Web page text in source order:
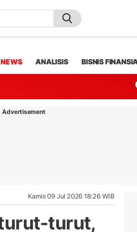
NEWS ANALISIS BISNIS
Advertisement
Kamis 09 Jul 2026 18:26 WIB
turut,